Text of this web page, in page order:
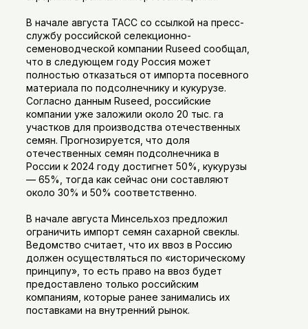
В начале августа ТАСС со ссылкой на пресс-
службу российской селекционно-
семеноводческой компании Ruseed сообщал,
что в следующем году Россия может
полностью отказаться от импорта посевного
материала по подсолнечнику и кукурузе.
Согласно данным Ruseed, российские
компании уже заложили около 20 тыс. га
участков для производства отечественных
семян. Прогнозируется, что доля
отечественных семян подсолнечника в
России к 2024 году достигнет 50%, кукурузы
— 65%, тогда как сейчас они составляют
около 30% и 50% соответственно.
В начале августа Минсельхоз предложил
ограничить импорт семян сахарной свеклы.
Ведомство считает, что их ввоз в Россию
должен осуществляться по «историческому
принципу», то есть право на ввоз будет
предоставлено только российским
компаниям, которые ранее занимались их
поставками на внутренний рынок.